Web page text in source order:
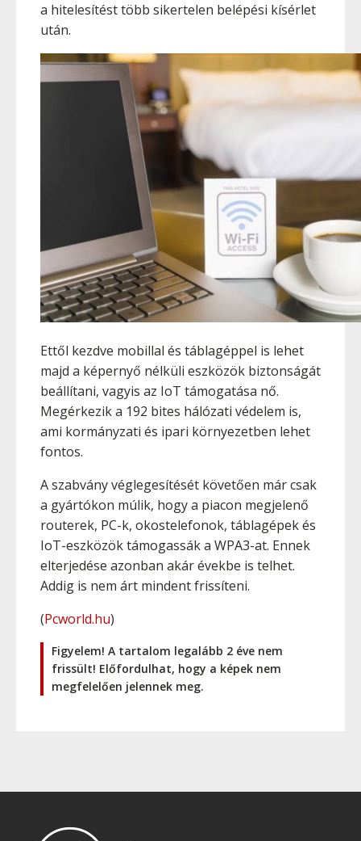
a hitelesítést több sikertelen belépési kísérlet
után.
Ettől kezdve mobillal és táblagéppel is lehet
majd a képernyő nélküli eszközök biztonságát
beállítani, vagyis az IoT támogatása nő.
Megérkezik a 192 bites hálózati védelem is,
ami kormányzati és ipari környezetben lehet
fontos.
A szabvány véglegesítését követően már csak
a gyártókon múlik, hogy a piacon megjelenő
routerek, PC-k, okostelefonok, táblagépek és
IoT-eszközök támogassák a WPA3-at. Ennek
elterjedése azonban akár évekbe is telhet.
Addig is nem árt mindent frissíteni.
(Pcworld.hu)
Figyelem! A tartalom legalább 2 éve nem
frissült! Előfordulhat, hogy a képek nem
megfelelően jelennek meg.